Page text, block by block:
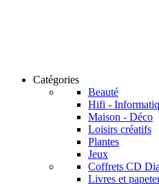
Catégories
Beauté
Hifi -
Maison - Déco
Loisirs créatifs
Plantes
Jeux
Coffrets CD
Livres et